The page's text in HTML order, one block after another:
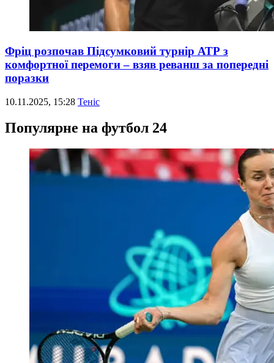
Фріц розпочав Підсумковий турнір АТР з
комфортної перемоги – взяв реванш за попередні
поразки
10.11.2025, 15:28 Теніс
Популярне на футбол 24